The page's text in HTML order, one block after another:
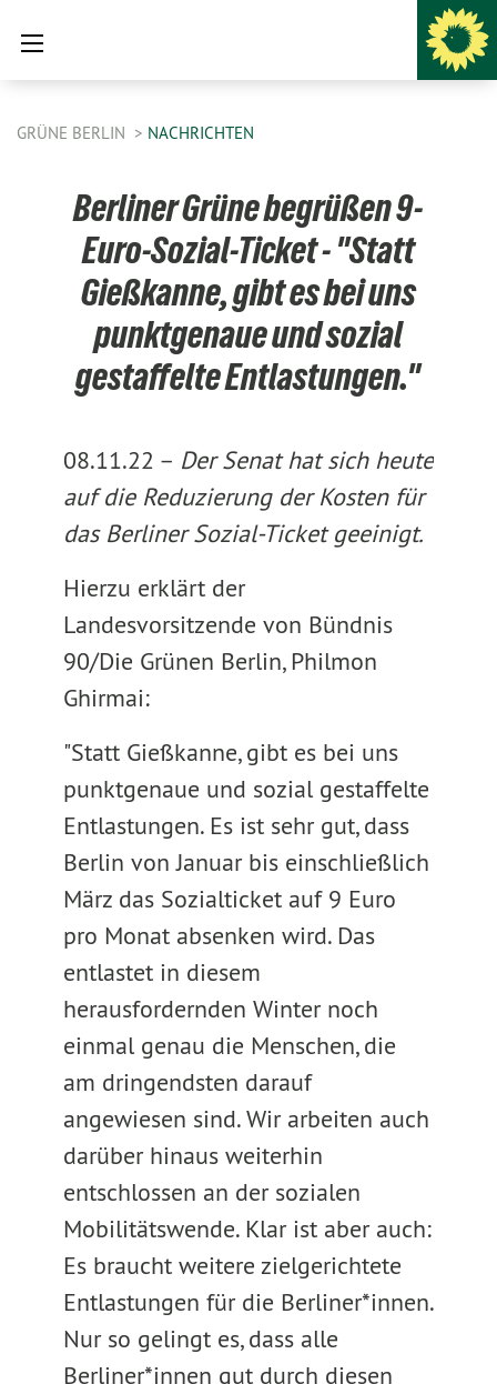
GRÜNE BERLIN NACHRICHTEN
Berliner Grüne begrüßen 9-
Euro-Sozial-Ticket - "Statt
Gießkanne, gibt es bei uns
punktgenaue und sozial
gestaffelte Entlastungen."
08.11.22 – Der Senat hat sich heute
auf die Reduzierung der Kosten für
das Berliner Sozial-Ticket geeinigt.
Hierzu erklärt der
Landesvorsitzende von Bündnis
90/Die Grünen Berlin, Philmon
Ghirmai:
"Statt Gießkanne, gibt es bei uns
punktgenaue und sozial gestaffelte
Entlastungen. Es ist sehr gut, dass
Berlin von Januar bis einschließlich
März das Sozialticket auf 9 Euro
pro Monat absenken wird. Das
entlastet in diesem
herausfordernden Winter noch
einmal genau die Menschen, die
am dringendsten darauf
angewiesen sind. Wir arbeiten auch
darüber hinaus weiterhin
entschlossen an der sozialen
Mobilitätswende. Klar ist aber auch:
Es braucht weitere zielgerichtete
Entlastungen für die Berliner*innen.
Nur so gelingt es, dass alle
Berliner*innen gut durch diesen